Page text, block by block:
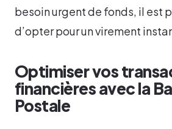
besoin urgent de fonds, il est
d’opter pour un virement
Optimiser vos
financières avec la
Postale